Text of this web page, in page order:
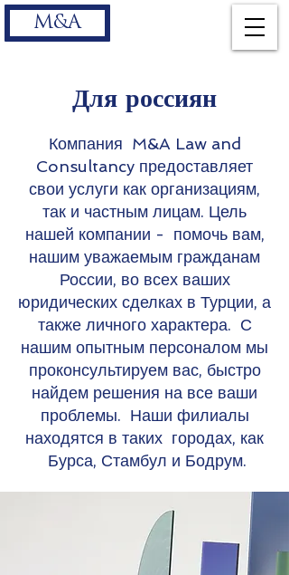
M&A
Для россиян
Компания M&A Law and
Consultancy предоставляет
свои услуги как организациям,
так и частным лицам. Цель
нашей компании - помочь вам,
нашим уважаемым гражданам
России, во всех ваших
юридических сделках в Турции, а
также личного характера. С
нашим опытным персоналом мы
проконсультируем вас, быстро
найдем решения на все ваши
проблемы. Наши филиалы
находятся в таких городах, как
Бурса, Стамбул и Бодрум.